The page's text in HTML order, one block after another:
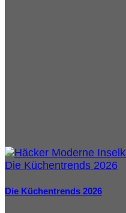
Die Küchentrends 2026